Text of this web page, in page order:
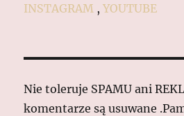
INSTAGRAM ,YOUTUBE
Nie toleruje SPAMU ani
komentarze są usuwane